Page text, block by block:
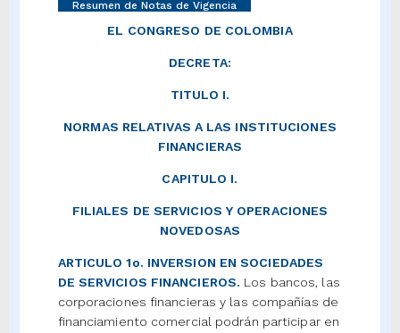
Resumen de Notas de Vigencia
EL CONGRESO DE COLOMBIA
DECRETA:
TITULO I.
NORMAS RELATIVAS A LAS INSTITUCIONES
FINANCIERAS
CAPITULO I.
FILIALES DE SERVICIOS Y OPERACIONES
NOVEDOSAS
ARTICULO 1o. INVERSION EN SOCIEDADES
DE SERVICIOS FINANCIEROS. Los bancos, las
corporaciones financieras y las compañías de
financiamiento comercial podrán participar en